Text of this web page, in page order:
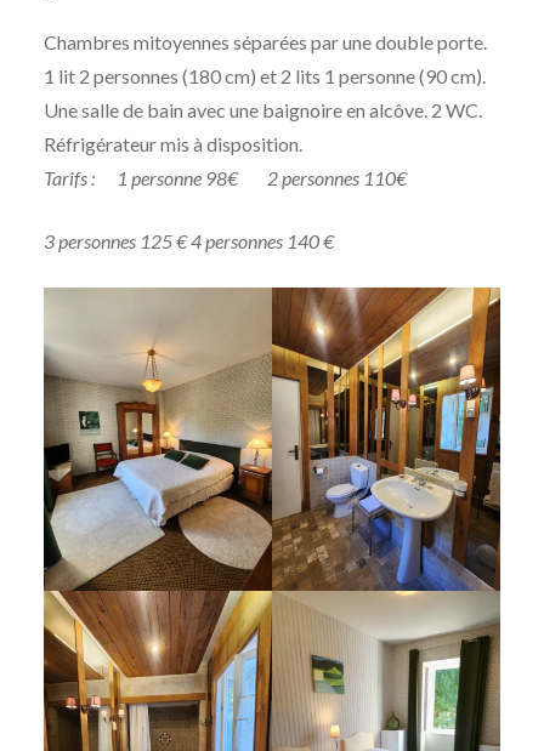
Chambres mitoyennes séparées par une double porte.
1 lit 2 personnes (180 cm) et 2 lits 1 personne (90 cm).
Une salle de bain avec une baignoire en alcôve. 2 WC.
Réfrigérateur mis à disposition.
Tarifs : 1 personne 98€ 2 personnes 110€
3 personnes 125 €4 personnes 140 €